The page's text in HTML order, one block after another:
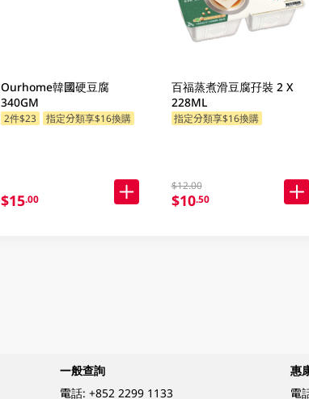
Ourhome韓國硬豆腐
340GM
2件$23 指定分類享$16換購
$15.00
百福蒸煮滑豆腐孖裝 2 X
228ML
指定分類享$16換購
$12.00
$10.50
一般查詢
電話: +852 2299 1133
惠
電